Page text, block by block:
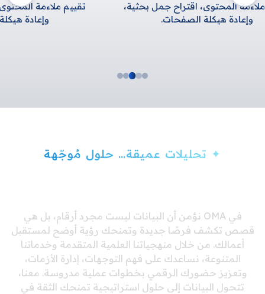
ملاءمة المحتوى، اقتراح جمل بحثية،
وإعادة هيكلة الصفحات.
تقييم ملاءمة
✦ تحليلات عميقة… حلول مُوجّهة
في OMA نؤمن أن البيانات ليست مجرد أرقام، بل هي
قصص تكشف فرصًا جديدة وتمنحك رؤية أوضح لمستقبل
أعمالك. من خلال منهجياتنا العلمية المتقدمة وخدماتنا
المتنوعة، نساعدك على فهم التوجهات، إدارة الأزمات،
وتعزيز حضورك الرقمي بخطوات عملية مدروسة. معنا،
تتحول البيانات إلى حلول استراتيجية تمنحك الثقة في